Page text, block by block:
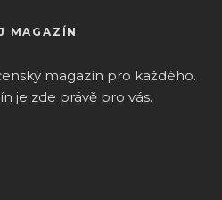
MAGAZÍN
magazín pro každého.
je zde právě pro vás.